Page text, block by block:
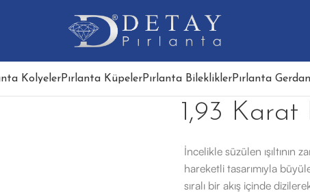
KolyelerPırlanta KüpelerPırlanta BilekliklerPırlanta
1,93 Karat
İncelikle süzülen ışıltının
hareketli tasarımıyla
sıralı bir akış içinde